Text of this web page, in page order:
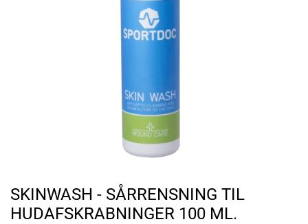
SKINWASH - SÅRRENSNING TIL
HUDAFSKRABNINGER 100 ML.